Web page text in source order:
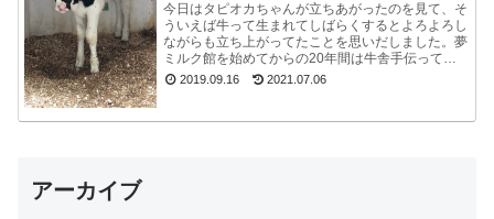
今日はタピオカちゃんが立ちあがったのを見て、そ
ういえば牛って生まれてしばらくするとよろよろし
ながらも立ち上がってたことを思いだしました。夢
ミルク館を始めてからの20年間は牛舎手伝ってな
いので、うっかり忘れてました。ちょうど牧場長が
2019.09.16 2021.07.06
アーカイブ